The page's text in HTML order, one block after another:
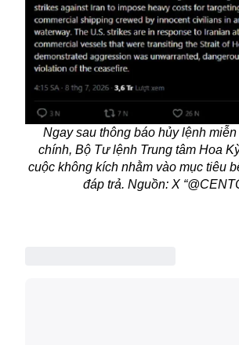
Ngay sau thông báo hủy lệnh
chính, Bộ Tư lệnh Trung tâm Hoa
cuộc không kích nhằm vào mục tiêu
đáp trả. Nguồn: X